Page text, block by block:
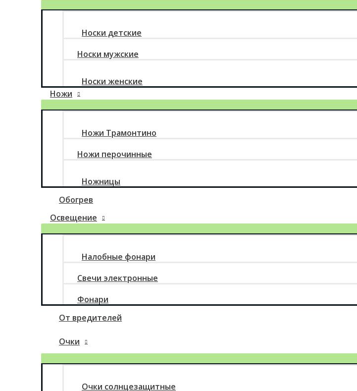
Носки детские
Носки мужские
Носки женские
Ножи
Ножи Трамонтино
Ножи перочинные
Ножницы
Обогрев
Освещение
Налобные фонари
Свечи электронные
Фонари
От вредителей
Очки
Очки солнцезащитные